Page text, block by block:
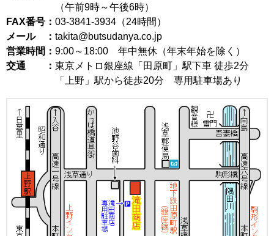
（午前9時～午後6時）
FAX番号： 03-3841-3934（24時間）
メール ： takita@butsudanya.co.jp
営業時間： 9:00～18:00 年中無休（年末年始を除く）
交通 ： 東京メトロ銀座線「田原町」駅下車 徒歩2分
「上野」駅から徒歩20分 専用駐車場あり